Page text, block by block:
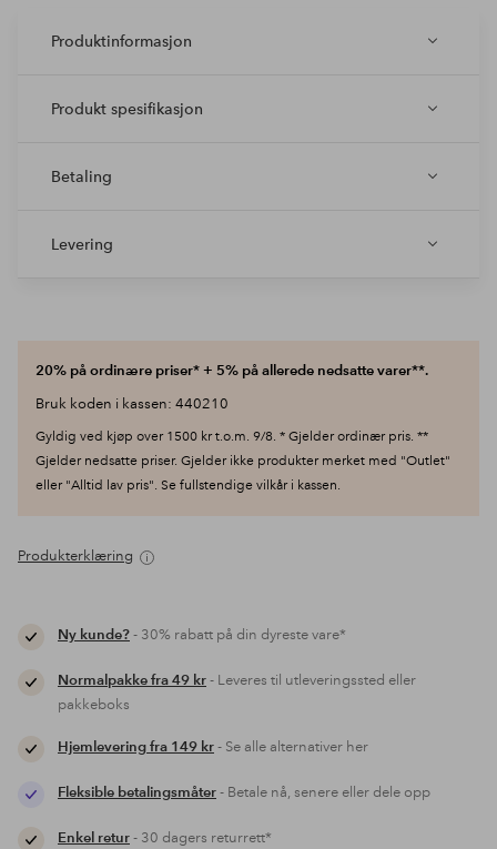
Produktinformasjon
Produkt spesifikasjon
Betaling
Levering
20% på ordinære priser* + 5% på allerede nedsatte varer**.
Bruk koden i kassen: 440210
Gyldig ved kjøp over 1500 kr t.o.m. 9/8. * Gjelder ordinær pris. **
Gjelder nedsatte priser. Gjelder ikke produkter merket med "Outlet"
eller "Alltid lav pris". Se fullstendige vilkår i kassen.
Produkterklæring
Ny kunde?- 30% rabatt på din dyreste vare*
Normalpakke fra 49 kr- Leveres til utleveringssted eller
pakkeboks
Hjemlevering fra 149 kr- Se alle alternativer her
Fleksible betalingsmåter- Betale nå, senere eller dele opp
Enkel retur- 30 dagers returrett*